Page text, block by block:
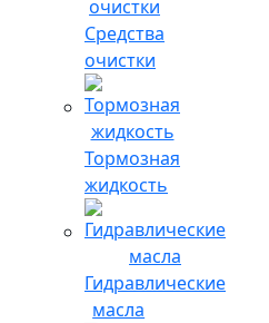
Средства
очистки
Тормозная
жидкость
Гидравлические
масла